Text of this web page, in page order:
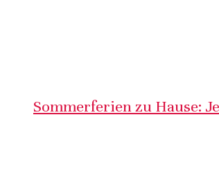
Sommerferien zu Hause: